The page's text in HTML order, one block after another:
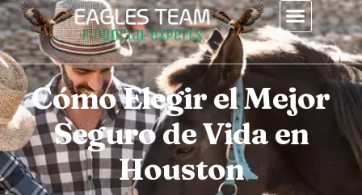
contenido
Cómo Elegir el Mejor
Seguro de Vida en
Houston